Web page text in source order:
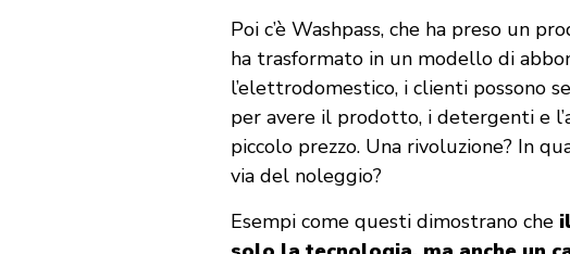
Poi c’è Washpass, che ha preso un
ha trasformato in un modello di
l’elettrodomestico, i clienti possono
per avere il prodotto, i detergenti e
piccolo prezzo. Una rivoluzione? In
via del noleggio?
Esempi come questi dimostrano cheil